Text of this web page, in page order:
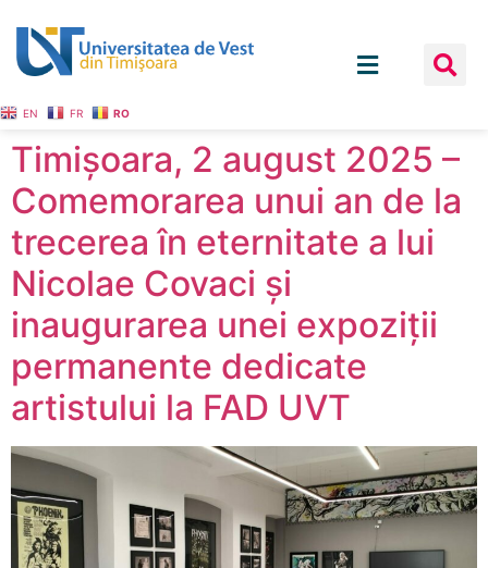
EN FR RO
Timișoara, 2 august 2025 –
Comemorarea unui an de la
trecerea în eternitate a lui
Nicolae Covaci și
inaugurarea unei expoziții
permanente dedicate
artistului la FAD UVT